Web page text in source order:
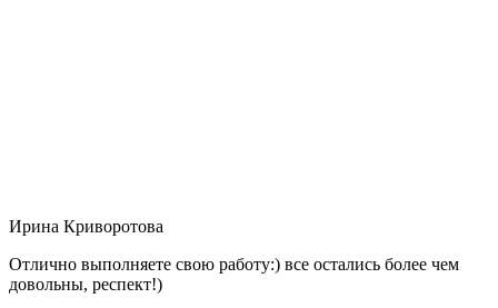
Ирина Криворотова
Отлично выполняете свою работу:) все остались более чем
довольны, респект!)